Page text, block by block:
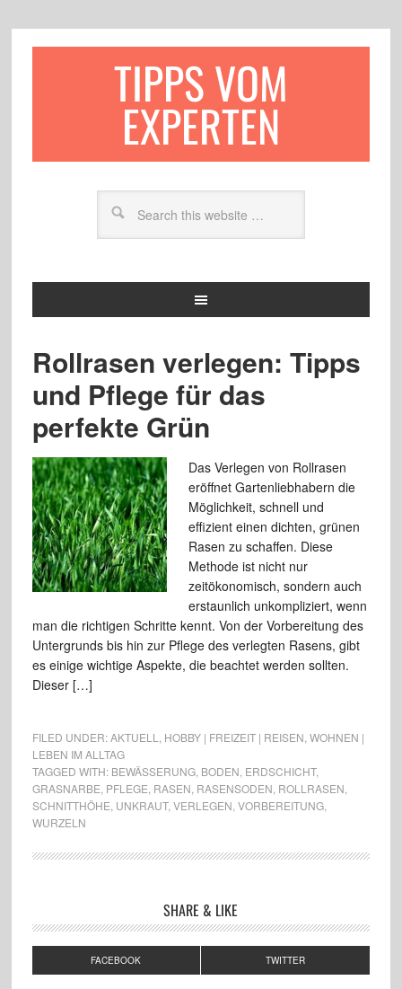
TIPPS VOM
EXPERTEN
Rollrasen verlegen: Tipps
und Pflege für das
perfekte Grün
Das Verlegen von Rollrasen
eröffnet Gartenliebhabern die
Möglichkeit, schnell und
effizient einen dichten, grünen
Rasen zu schaffen. Diese
Methode ist nicht nur
zeitökonomisch, sondern auch
erstaunlich unkompliziert, wenn
man die richtigen Schritte kennt. Von der Vorbereitung des
Untergrunds bis hin zur Pflege des verlegten Rasens, gibt
es einige wichtige Aspekte, die beachtet werden sollten.
Dieser […]
FILED UNDER:AKTUELL HOBBY | FREIZEIT | REISEN WOHNEN |
LEBEN IM ALLTAG
TAGGED WITH: BEWÄSSERUNG, BODEN ERDSCHICHT,
GRASNARBE PFLEGE RASEN RASENSODEN ROLLRASEN
SCHNITTHÖHE UNKRAUT, VERLEGEN VORBEREITUNG,
WURZELN
SHARE & LIKE
FACEBOOK TWITTER